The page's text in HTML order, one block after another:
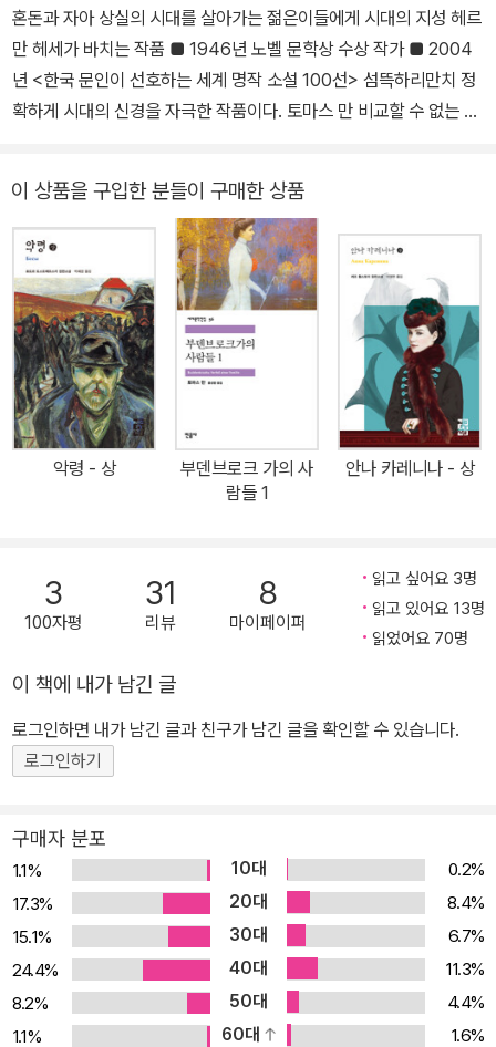
을 알린 헤세는 1904년 『페터 카멘친트』로 큰 주목을 받으며 일약
유명 작가로 발돋움했고, 『수레바퀴 아래서』, 『크눌프』, 『청춘은 아름
다워』 등을 발표하며 입지를 탄탄하게 다졌다. 1914년 1차 세계대전
이 발발했을 때 ‘독일포로구호’에서 일하며 전쟁포로들과 억류자들을
내에서 불온서적으로 낙인찍히기도 했다. 전쟁 기간 당시 정신적 어
려움을 겪다 카를 구스타프 융에게 심리치료를 받았으며, 종전 뒤인 1
919년에 ‘에밀 싱클레어’라는 필명으로 『데미안』을 발표했다. 이 작
품은 젊은 독자들에게 커다란 반향을 불러일으켰고 작품성 역시 인정
받아 베를린시에서 주관하는 폰타네상을 수상했다. 이후 『싯다르타』,
『나르치스와 골드문트』, 『황야의 이리』, 『유리알 유희』 등 여러 작품
으로 수많은 독자들을 매료시켰다. 그러나 군국주의와 국가주의에 비
판적이고 나치를 경계한다는 이유로 그의 입지는 점점 좁아졌고, 나
치 집권 이후에는 독일 내에서 작품의 제작과 판매가 어려워졌다. 종
전 뒤인 1946년부터 독일에서 다시 헤세의 작품이 출간되기 시작했
고, 같은 해 노벨 문학상과 괴테상을 수상했다. 1950년 브라운슈바
주관하는 평화상을 수상했다. 1962년 스위스 몬타뇰라에서 세상을
떠났다.
혼돈과 자아 상실의 시대를 살아가는 젊은이들에게 시대의 지성 헤르
만 헤세가 바치는 작품 ■ 1946년 노벨 문학상 수상 작가 ■ 2004
년 <한국 문인이 선호하는 세계 명작 소설 100선> 섬뜩하리만치 정
확하게 시대의 신경을 자극한 작품이다. 토마스 만 비교할 수 없는 확
르만 헤세는 1946년 노벨 문학상을 수상했으며, 독일 문학계뿐만 아
니라 전 세계적으로 <시대의 지성>이라 불리는 작가다. 헤세의 대표
작이라 할 수 있는『데미안』은 주인공 에밀 싱클레어가 데미안을 만나
내면적인 성숙에 이르는 내용을 담은 성장 소설이다. 싱클레어가 자
신을 둘러싸고 있는 껍데기를 깨고 내면의 무한한 세계를 찾아가는
혹독한 여정은 불확실성의 현대 사회에서 자신의 꿈을 이루고 자아
정체성을 확립하려는 이들에게 이정표를 제시했다. 청소년기의 깊은
고뇌와 갈등, 자아실현의 과정은 당시 헤세가 몰두하던 정신 분석학
의 깊은 사상과 내용이 문학적 형상을 통해 정교하게 형상화되어 한
권의 책이 되었다. 『데미안』은 출간되자마자 열광적인 반응을 불러일
의 주목을 끌었다. 토마스 만은 <『데미안』을 처음 읽었을 때의 전율
에 가까운 감동을 결코 잊을 수 없다>고 회고했으며 슈테판 츠바이크
는 <완벽한 서술 능력을 보여 주는 순수 문학의 본보기>라고 칭송했
표했는데 그는 이 이유를 <나이 든 아저씨의 낯익은 이름으로 젊은이
들을 놀라게 하고 싶지 않았으며> 젊은 세대가 <늙은 아저씨>의 이
야기를 진지하게 받아들이지 않고 무시했을 것이기 때문이라고 밝혔
망되는 젊은 시인에게 수여되는 폰타네 신인 문학상을 받게 된다. 그
러나 문학가들의 정밀한 문체 분석을 통해 『데미안』의 작가가 헤세임
이 밝혀지고, 헤세는 그 사실을 공식적으로 밝히고 상을 반납했다. 더
없이 정확하게 시대의 정곡을 찌른 이 작품은 당시의 시대상과 맞물
려 있다. 제1차 세계 대전 직후 포화 속에서 수많은 젊은이들이 목숨
을 잃거나 정신적 충격에서 헤어나지 못하고 있었다. 『데미안』은 삶
의 방향과 가치관의 상실, 혼돈과 변혁의 와중에서 정신적으로 방황
이 상품을 구입한 분들이 구매한 상품
악령 - 상
부덴브로크 가의 사
람들 1
안나 카레니나 - 상
3
100자평
31
리뷰
8
마이페이퍼
읽고 싶어요 3명
읽고 있어요 13명
읽었어요 70명
이 책에 내가 남긴 글
로그인하면 내가 남긴 글과 친구가 남긴 글을 확인할 수 있습니다.
로그인하기
구매자 분포
1.1% 10대
0.2%
17.3%
20대
8.4%
15.1%
30대
6.7%
24.4%
40대
11.3%
8.2%
50대
4.4%
1.1%
60대
1.6%